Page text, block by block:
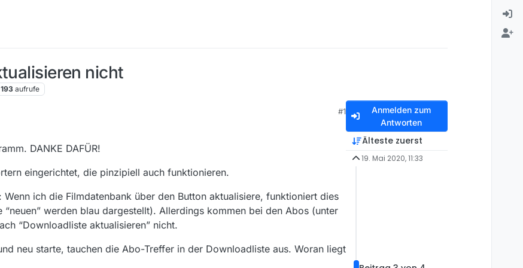
nicht
193 aufrufe
#1
DANKE DAFÜR!
eingerichtet, die pinzipiell auch funktionieren.
ich die Filmdatenbank über den Button aktualisiere, funktioniert dies
werden blau dargestellt). Allerdings kommen bei den Abos (unter
“Downloadliste aktualisieren” nicht.
neu starte, tauchen die Abo-Treffer in der Downloadliste aus. Woran liegt
Anmelden zum
Antworten
Älteste zuerst
19. Mai 2020, 11:33